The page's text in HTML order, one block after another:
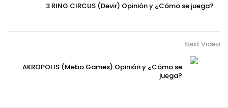
3 RING CIRCUS (Devir) Opinión y ¿Cómo se juega?
Next Video
AKROPOLIS (Mebo Games) Opinión y ¿Cómo se
juega?